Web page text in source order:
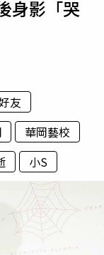
身影「哭
友
華岡藝校
小S